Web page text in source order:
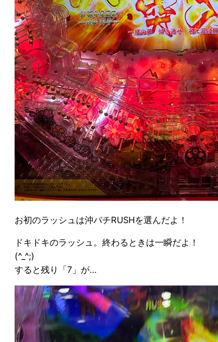
お初のラッシュは沖パチRUSHを選んだよ！
ドキドキのラッシュ。終わるときは一瞬だよ！
(^_^;)
すると残り「7」が…